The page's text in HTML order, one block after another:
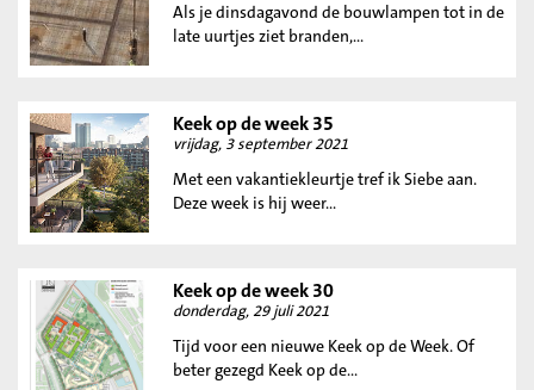
Als je dinsdagavond de bouwlampen tot in de
late uurtjes ziet branden,...
Keek op de week 35
vrijdag, 3 september 2021
Met een vakantiekleurtje tref ik Siebe aan.
Deze week is hij weer...
Keek op de week 30
donderdag, 29 juli 2021
Tijd voor een nieuwe Keek op de Week. Of
beter gezegd Keek op de...